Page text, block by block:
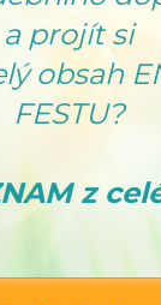
a projít si
obsah
FESTU?
z